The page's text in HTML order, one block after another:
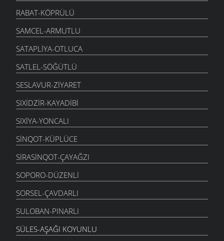
RABAT-KÖPRÜLÜ
SAMCEL-ARMUTLU
SATAPLIYA-OTLUCA
SATLEL-SÖĞÜTLÜ
SESLAVUR-ZIYARET
SIXIDZIR-KAYADIBI
SIXIYA-YONCALI
SINQOT-KÜPLÜCE
SIRASINQOT-ÇAYAĞZI
SOPORO-DÜZENLI
SORSEL-ÇAVDARLI
SULOBAN-PINARLI
SÜLES-AŞAĞI KOYUNLU